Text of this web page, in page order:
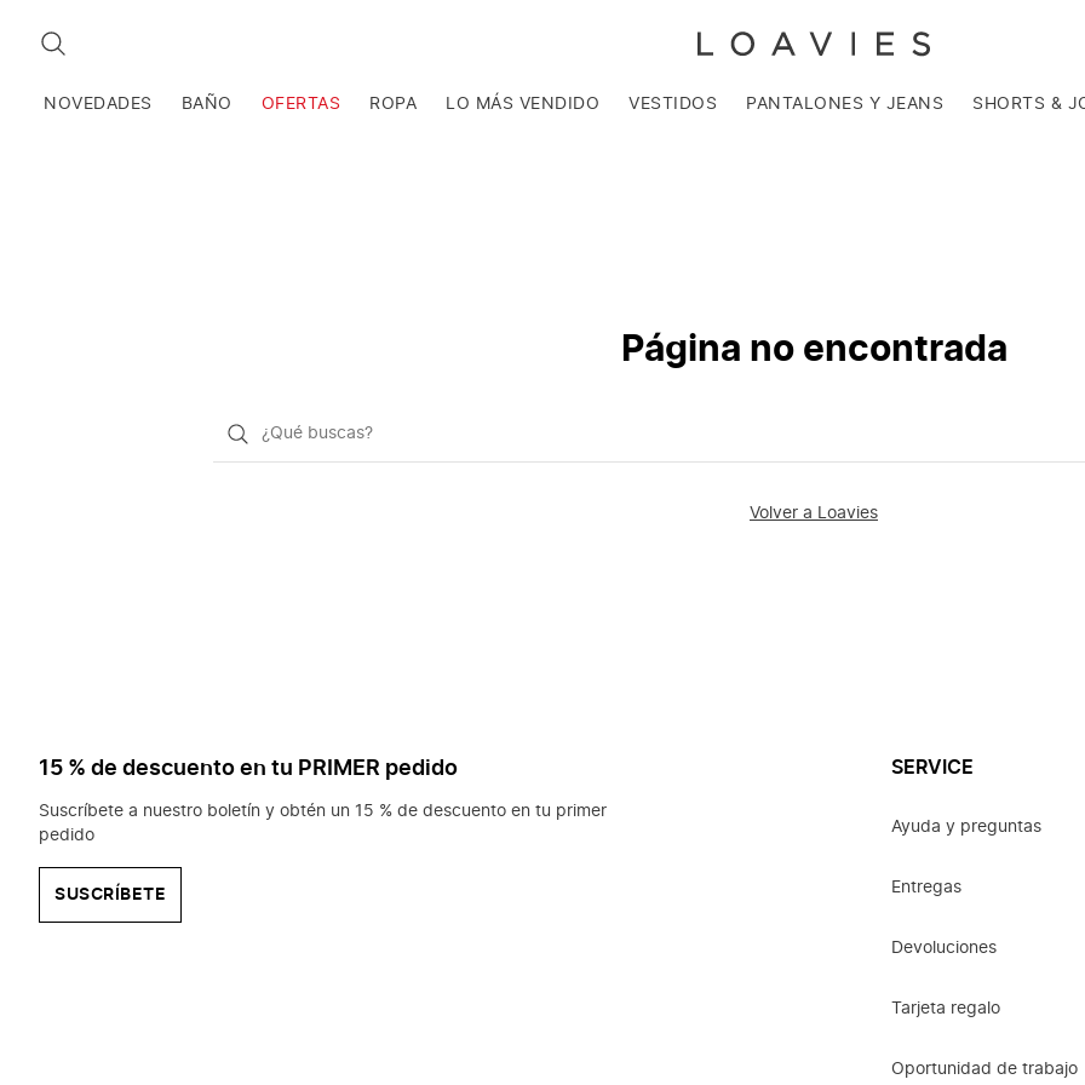
BUSCAR
NOVEDADES BAÑO OFERTAS ROPA LO MÁS VENDIDO VESTIDOS PANTALONES Y JEANS SHORTS &
Página no encontrada
¿Qué
Volver a Loavies
15 % de descuento en tu PRIMER pedido
Suscríbete a nuestro boletín y obtén un 15 % de descuento en tu primer
pedido
SUSCRÍBETE
SERVICE
Ayuda y preguntas
Entregas
Devoluciones
Tarjeta regalo
Oportunidad de trabajo